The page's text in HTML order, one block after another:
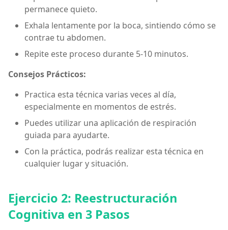
permanece quieto.
Exhala lentamente por la boca, sintiendo cómo se
contrae tu abdomen.
Repite este proceso durante 5-10 minutos.
Consejos Prácticos:
Practica esta técnica varias veces al día,
especialmente en momentos de estrés.
Puedes utilizar una aplicación de respiración
guiada para ayudarte.
Con la práctica, podrás realizar esta técnica en
cualquier lugar y situación.
Ejercicio 2: Reestructuración
Cognitiva en 3 Pasos